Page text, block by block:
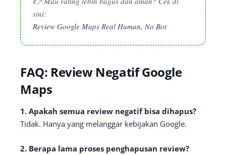
sini:
Review Google Maps Real Human, No Bot
FAQ: Review Negatif Google
Maps
1. Apakah semua review negatif bisa dihapus?
Tidak. Hanya yang melanggar kebijakan Google.
2. Berapa lama proses penghapusan review?